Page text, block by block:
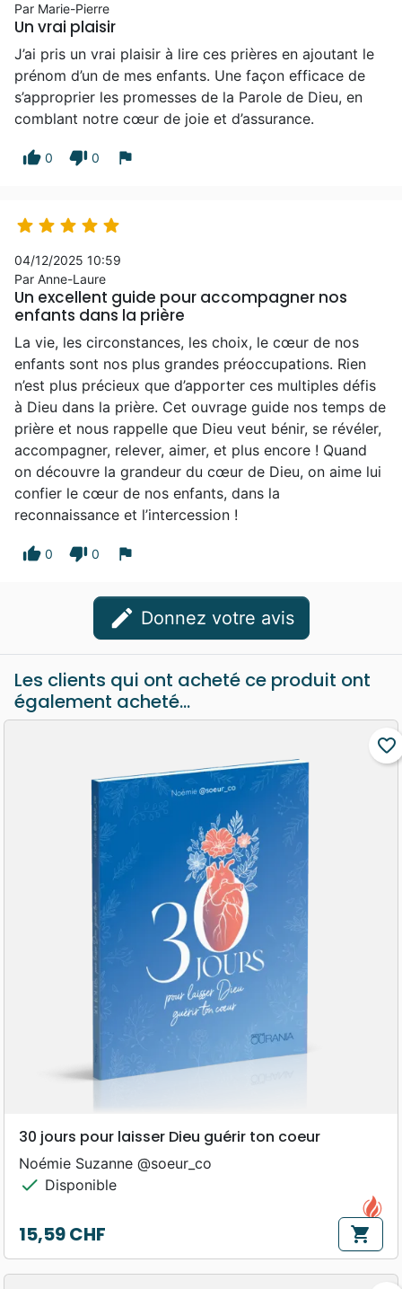
Par Marie-Pierre
Un vrai plaisir
J’ai pris un vrai plaisir à lire ces prières en ajoutant le
prénom d’un de mes enfants. Une façon efficace de
s’approprier les promesses de la Parole de Dieu, en
comblant notre cœur de joie et d’assurance.
thumb_up 0 thumb_down 0 flag
    
04/12/2025 10:59
Par Anne-Laure
Un excellent guide pour accompagner nos
enfants dans la prière
La vie, les circonstances, les choix, le cœur de nos
enfants sont nos plus grandes préoccupations. Rien
n’est plus précieux que d’apporter ces multiples défis
à Dieu dans la prière. Cet ouvrage guide nos temps de
prière et nous rappelle que Dieu veut bénir, se révéler,
accompagner, relever, aimer, et plus encore ! Quand
on découvre la grandeur du cœur de Dieu, on aime lui
confier le cœur de nos enfants, dans la
reconnaissance et l’intercession !
thumb_up 0 thumb_down 0 flag
edit Donnez votre avis
Les clients qui ont acheté ce produit ont
également acheté...
favorite_border
30 jours pour laisser Dieu guérir ton coeur
Noémie Suzanne @soeur_co
check Disponible
Prix
15,59 CHF shopping_cart